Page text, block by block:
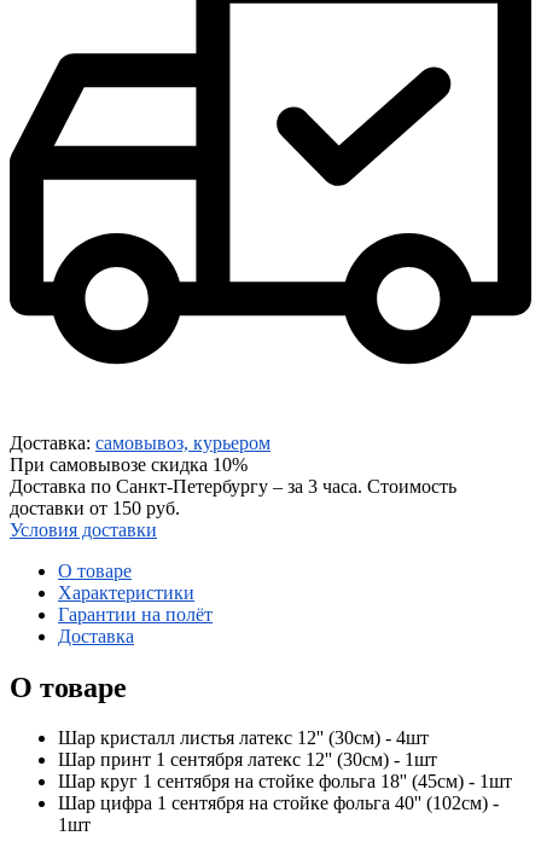
Доставка: самовывоз, курьером
При самовывозе скидка 10%
Доставка по Санкт-Петербургу – за 3 часа. Стоимость
доставки от 150 руб.
Условия доставки
О товаре
Характеристики
Гарантии на полёт
Доставка
О товаре
Шар кристалл листья латекс 12'' (30см) - 4шт
Шар принт 1 сентября латекс 12'' (30см) - 1шт
Шар круг 1 сентября на стойке фольга 18'' (45см) - 1шт
Шар цифра 1 сентября на стойке фольга 40'' (102см) -
1шт